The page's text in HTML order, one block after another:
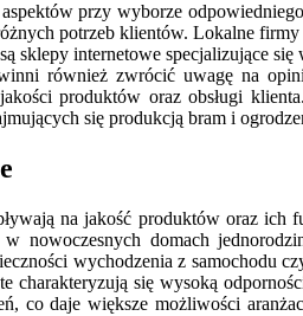
przy wyborze
potrzeb klientów. Lokalne firmy
sklepy internetowe specjalizujące
również zwrócić uwagę na
produktów oraz obsługi
się produkcją bram i
na jakość produktów oraz ich
nowoczesnych domach
wychodzenia z samochodu
się wysoką
co daje większe możliwości